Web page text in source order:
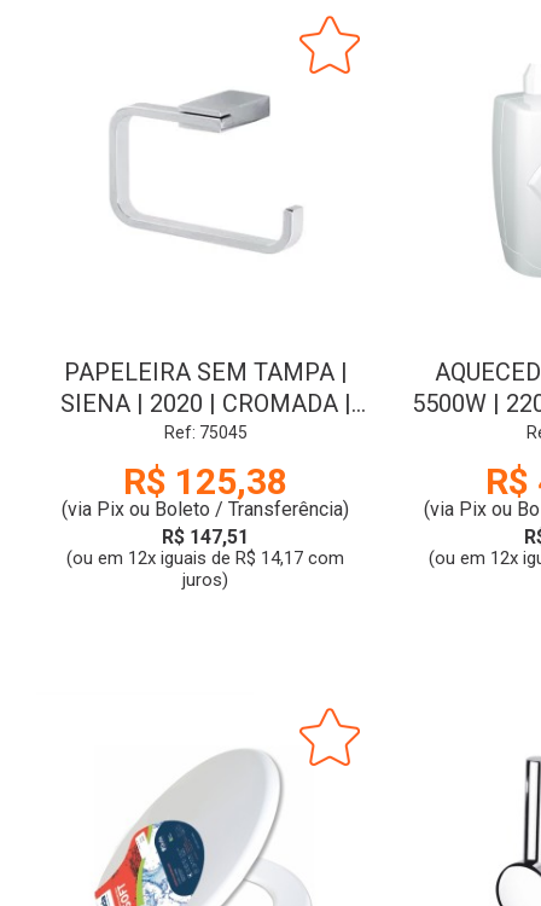
PAPELEIRA SEM TAMPA |
SIENA | 2020 | CROMADA |
SIGMA
Ref: 75045
R$ 125,38
(via Pix ou Boleto / Transferência)
R$ 147,51
(ou em 12x iguais de R$ 14,17 com
juros)
5500W |
(via Pix ou
(ou em 12x